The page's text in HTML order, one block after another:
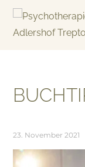
Skip
23. November 2021